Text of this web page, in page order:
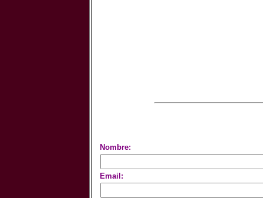
Nombre:
Email: